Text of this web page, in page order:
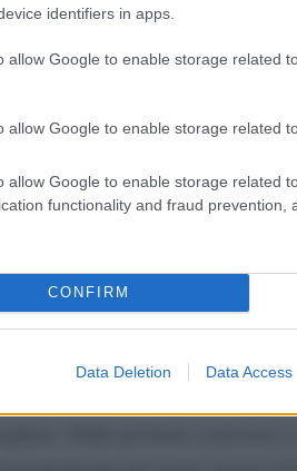
identifiers in apps.
allow Google to enable storage related
allow Google to enable storage related
allow Google to enable storage related
functionality and fraud prevention,
CONFIRM
Data Deletion Data Access
recita la nota del ministero.
migliore valorizzazione e
fruizione di fedeli,
Diocesi di Roma di non
religiose. Sarà cura del
la sospensione delle visite
programmate dall’Autorità